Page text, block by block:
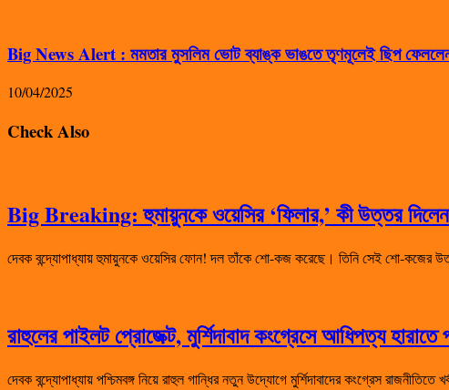
Big News Alert : মমতার মুসলিম ভোট ব্যাঙ্ক ভাঙতে তৃণমূলেই ছিপ
10/04/2025
Check Also
Big Breaking: হুমায়ুনকে ওয়েসির ‘ফিলার,’ কী উত্তর
দেবক বন্দ্যোপাধ্যায় হুমায়ুনকে ওয়েসির ফোন! দল তাঁকে শো-কজ করেছে। তিনি সেই শো-কজের
রাহুলের পাইলট প্রোজেক্ট, মুর্শিদাবাদ কংগ্রেসে আধিপত্য হারাতে
দেবক বন্দ্যোপাধ্যায় পশ্চিমবঙ্গ নিয়ে রাহুল গান্ধির নতুন উদ্যোগে মুর্শিদাবাদের কংগ্রেস রাজনীতিতে